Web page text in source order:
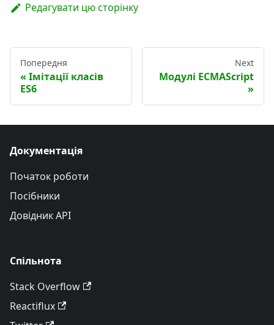
Редагувати цю сторінку
Попередня
Імітації класів
ES6
Next
Модулі ECMAScript
Документація
Початок роботи
Посібники
Довідник API
Спільнота
Stack Overflow
Reactiflux